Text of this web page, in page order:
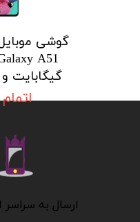
گوشی
گیگابایت و رم 6
​​​​​​ارسال به سراسر